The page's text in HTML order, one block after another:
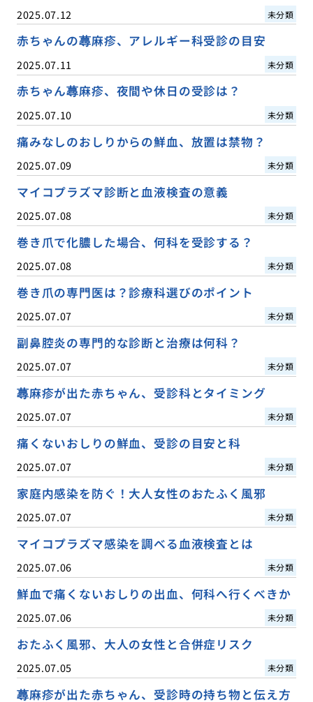
2025.07.12 未分類
赤ちゃんの蕁麻疹、アレルギー科受診の目安
2025.07.11 未分類
赤ちゃん蕁麻疹、夜間や休日の受診は？
2025.07.10 未分類
痛みなしのおしりからの鮮血、放置は禁物？
2025.07.09 未分類
マイコプラズマ診断と血液検査の意義
2025.07.08 未分類
巻き爪で化膿した場合、何科を受診する？
2025.07.08 未分類
巻き爪の専門医は？診療科選びのポイント
2025.07.07 未分類
副鼻腔炎の専門的な診断と治療は何科？
2025.07.07 未分類
蕁麻疹が出た赤ちゃん、受診科とタイミング
2025.07.07 未分類
痛くないおしりの鮮血、受診の目安と科
2025.07.07 未分類
家庭内感染を防ぐ！大人女性のおたふく風邪
2025.07.07 未分類
マイコプラズマ感染を調べる血液検査とは
2025.07.06 未分類
鮮血で痛くないおしりの出血、何科へ行くべきか
2025.07.06 未分類
おたふく風邪、大人の女性と合併症リスク
2025.07.05 未分類
蕁麻疹が出た赤ちゃん、受診時の持ち物と伝え方